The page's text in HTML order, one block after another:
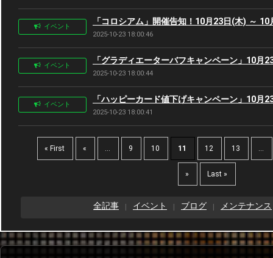
イベント 「コロシアム」開催告知！10月23日(木) ～
2025-10-23 18:00:46
イベント 「グラディエーターバフキャンペーン」10月
2025-10-23 18:00:44
イベント 「ハッピーカード値下げキャンペーン」10月
2025-10-23 18:00:41
« First « ... 9 10 11 12 13 ...
» Last »
全記事 イベント ブログ メンテナンス